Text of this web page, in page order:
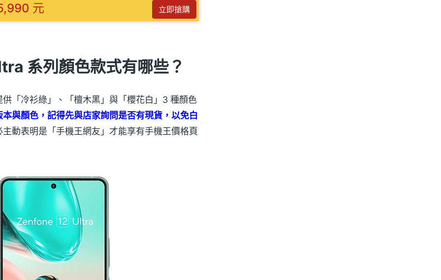
元 立即搶購
系列顏色款式有哪些？
「冷衫綠」、「檀木黑」與「櫻花白」3 種顏色
與顏色，記得先與店家詢問是否有現貨，以免白
動表明是「手機王網友」才能享有手機王價格頁